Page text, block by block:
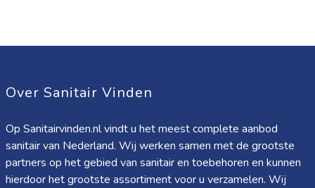
Over Sanitair Vinden
Op Sanitairvinden.nl vindt u het meest complete aanbod
sanitair van Nederland. Wij werken samen met de grootste
partners op het gebied van sanitair en toebehoren en kunnen
hierdoor het grootste assortiment voor u verzamelen. Wij